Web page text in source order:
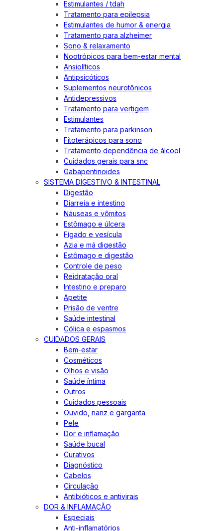
Estimulantes / tdah
Tratamento para epilepsia
Estimulantes de humor & energia
Tratamento para alzheimer
Sono & relaxamento
Nootrópicos para bem-estar mental
Ansiolíticos
Antipsicóticos
Suplementos neurotônicos
Antidepressivos
Tratamento para vertigem
Estimulantes
Tratamento para parkinson
Fitoterápicos para sono
Tratamento dependência de álcool
Cuidados gerais para snc
Gabapentinoides
SISTEMA DIGESTIVO & INTESTINAL
Digestão
Diarreia e intestino
Náuseas e vômitos
Estômago e úlcera
Fígado e vesícula
Azia e má digestão
Estômago e digestão
Controle de peso
Reidratação oral
Intestino e preparo
Apetite
Prisão de ventre
Saúde intestinal
Cólica e espasmos
CUIDADOS GERAIS
Bem-estar
Cosméticos
Olhos e visão
Saúde íntima
Outros
Cuidados pessoais
Ouvido, nariz e garganta
Pele
Dor e inflamação
Saúde bucal
Curativos
Diagnóstico
Cabelos
Circulação
Antibióticos e antivirais
DOR & INFLAMAÇÃO
Especiais
Anti-inflamatórios